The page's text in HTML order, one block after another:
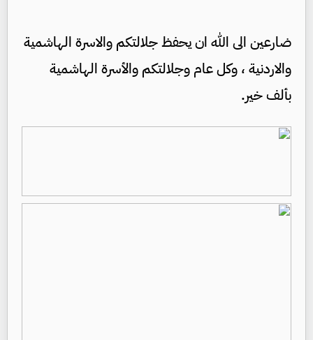
ضارعين الى الله ان يحفظ جلالتكم والاسرة الهاشمية
والاردنية ، وكل عام وجلالتكم والأسرة الهاشمية
بألف خير.